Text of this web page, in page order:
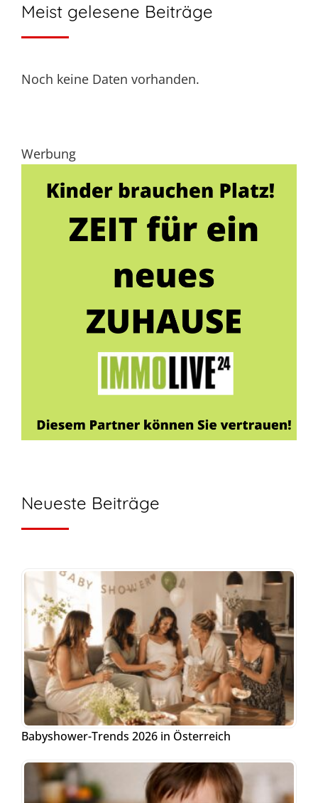
Meist gelesene Beiträge
Noch keine Daten vorhanden.
Werbung
Neueste Beiträge
Babyshower-Trends 2026 in Österreich